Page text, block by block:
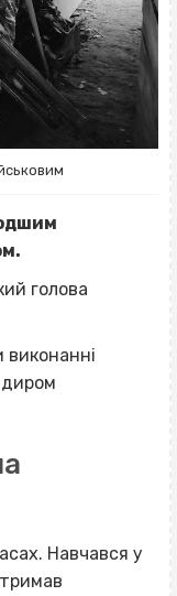
голова
виконанні
Навчався у